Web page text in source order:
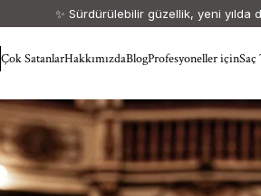
🎁 1500 TL ve üzeri siparişlerinize
Çok SatanlarHakkımızdaBlogProfesyoneller içinSaç